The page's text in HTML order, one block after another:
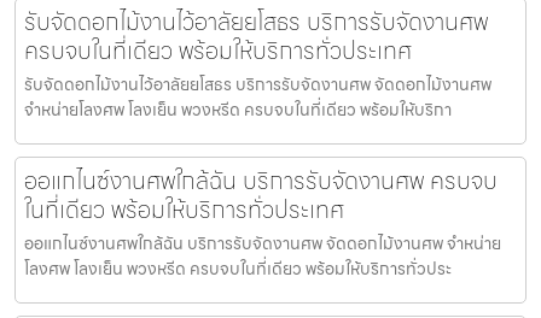
รับจัดดอกไม้งานไว้อาลัยยโสธร บริการรับจัดงานศพ
ครบจบในที่เดียว พร้อมให้บริการทั่วประเทศ
รับจัดดอกไม้งานไว้อาลัยยโสธร บริการรับจัดงานศพ จัดดอกไม้งานศพ
จำหน่ายโลงศพ โลงเย็น พวงหรีด ครบจบในที่เดียว พร้อมให้บริกา
ออแกไนซ์งานศพใกล้ฉัน บริการรับจัดงานศพ ครบจบ
ในที่เดียว พร้อมให้บริการทั่วประเทศ
ออแกไนซ์งานศพใกล้ฉัน บริการรับจัดงานศพ จัดดอกไม้งานศพ จำหน่าย
โลงศพ โลงเย็น พวงหรีด ครบจบในที่เดียว พร้อมให้บริการทั่วประ